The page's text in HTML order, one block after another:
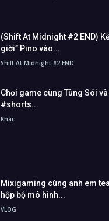
(Shift At Midnight #2 END)
giời” Pino vào...
Shift At Midnight #2 END
Chơi game cùng Tùng Sói và
#shorts...
Khác
Mixigaming cùng anh em
hộp bộ mô hình...
VLOG